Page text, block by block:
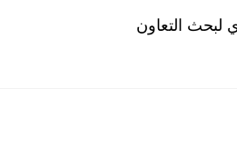
لبحث التعاون